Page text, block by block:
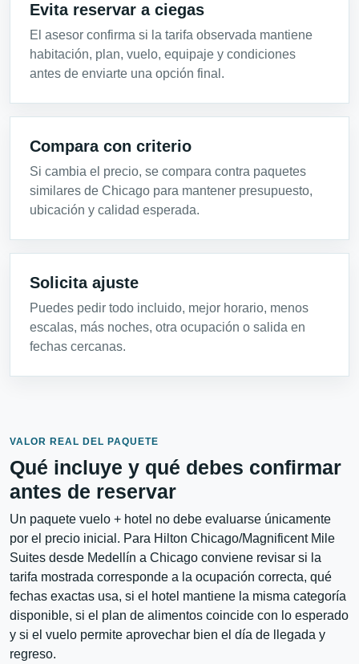
Evita reservar a ciegas
El asesor confirma si la tarifa observada mantiene
habitación, plan, vuelo, equipaje y condiciones
antes de enviarte una opción final.
Compara con criterio
Si cambia el precio, se compara contra paquetes
similares de Chicago para mantener presupuesto,
ubicación y calidad esperada.
Solicita ajuste
Puedes pedir todo incluido, mejor horario, menos
escalas, más noches, otra ocupación o salida en
fechas cercanas.
VALOR REAL DEL PAQUETE
Qué incluye y qué debes confirmar
antes de reservar
Un paquete vuelo + hotel no debe evaluarse únicamente
por el precio inicial. Para Hilton Chicago/Magnificent Mile
Suites desde Medellín a Chicago conviene revisar si la
tarifa mostrada corresponde a la ocupación correcta, qué
fechas exactas usa, si el hotel mantiene la misma categoría
disponible, si el plan de alimentos coincide con lo esperado
y si el vuelo permite aprovechar bien el día de llegada y
regreso.